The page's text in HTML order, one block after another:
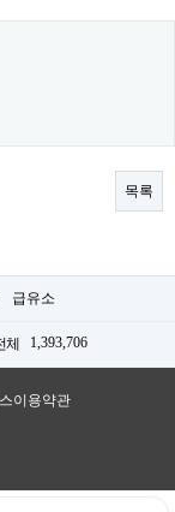
목록
급유소
체 1,393,706
이용약관